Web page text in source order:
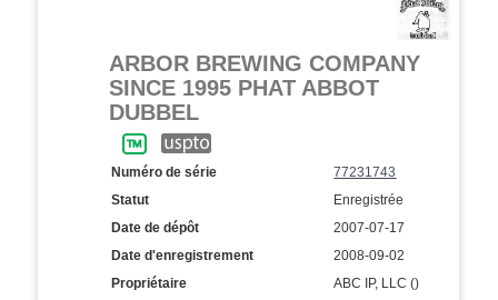
ARBOR BREWING COMPANY
SINCE 1995 PHAT ABBOT
DUBBEL
Numéro de série
77231743
Statut
Enregistrée
Date de dépôt
2007-07-17
Date d'enregistrement
2008-09-02
Propriétaire
ABC IP, LLC ()